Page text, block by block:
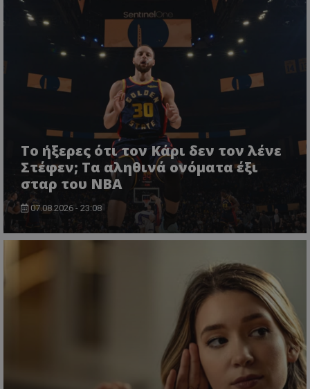
Το ήξερες ότι τον Κάρι δεν τον λένε
Στέφεν; Τα αληθινά ονόματα έξι
σταρ του NBA
07.08.2026 - 23:08